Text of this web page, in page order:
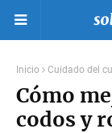
Inicio Cuidado del
Cómo
codos y